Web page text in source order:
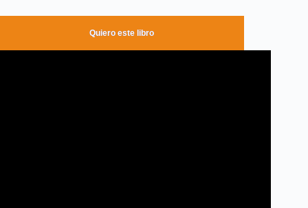
Quiero este libro